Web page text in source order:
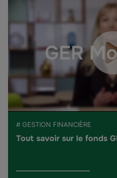
# GESTION FINANCIÈRE
Tout savoir sur le fonds